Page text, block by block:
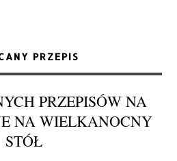
PRZEPIS
PRZEPISÓW NA
NA WIELKANOCNY
STÓŁ